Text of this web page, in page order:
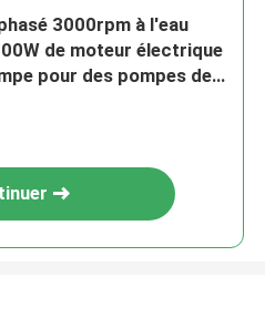
3000rpm à l'eau
de moteur électrique
pour des pompes de